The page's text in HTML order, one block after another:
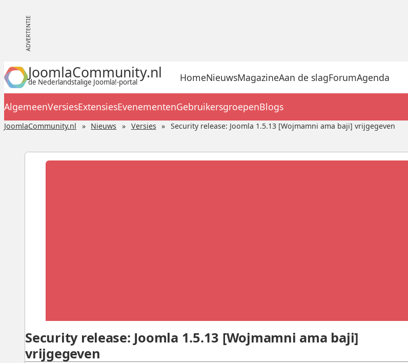
JoomlaCommunity.nl
de Nederlandstalige Joomla!-portal HomeNieuwsMagazineAan de slagForumAgenda
AlgemeenVersiesExtensiesEvenementenGebruikersgroepenBlogs
JoomlaCommunity.nl Nieuws Versies Security release: Joomla 1.5.13 [Wojmamni ama baji] vrijgegeven
Security release: Joomla 1.5.13 [Wojmamni ama baji]
vrijgegeven